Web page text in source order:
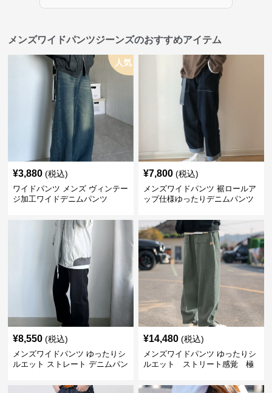
メンズワイドパンツジーンズのおすすめアイテム
人気
¥3,880 (税込)
ワイドパンツ メンズ ヴィンテー
ジ加工ワイドデニムパンツ
¥7,800 (税込)
メンズワイドパンツ 裾ロールア
ップ仕様ゆったりデニムパンツ
¥8,550 (税込)
メンズワイドパンツ ゆったりシ
ルエット ストレート デニムパン
¥14,480 (税込)
メンズワイドパンツ ゆったりシ
ルエット ストリート感覚 極